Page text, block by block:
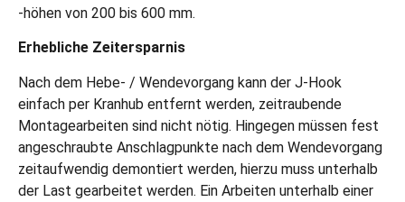
-höhen von 200 bis 600 mm.
Erhebliche Zeitersparnis
Nach dem Hebe- / Wendevorgang kann der J-Hook
einfach per Kranhub entfernt werden, zeitraubende
Montagearbeiten sind nicht nötig. Hingegen müssen fest
angeschraubte Anschlagpunkte nach dem Wendevorgang
zeitaufwendig demontiert werden, hierzu muss unterhalb
der Last gearbeitet werden. Ein Arbeiten unterhalb einer